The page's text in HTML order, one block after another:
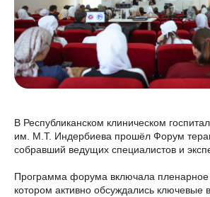
В Республиканском клиническом
им. М.Т. Индербиева прошёл Форум
собравший ведущих специалистов и
Программа форума включала пленарное
котором активно обсуждались ключевые